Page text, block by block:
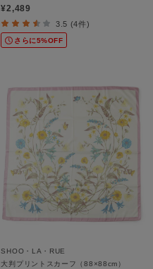
¥2,489
3.5 (4件)
さらに5%OFF
SHOO・LA・RUE
大判プリントスカーフ（88×88cm）